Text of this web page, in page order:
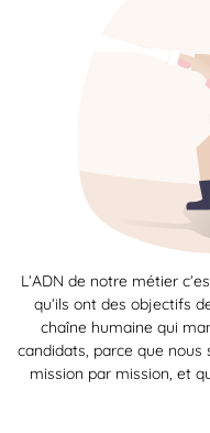
L’ADN de notre métier
qu’ils ont des objectifs
chaîne humaine qui
candidats, parce que
mission par mission, et